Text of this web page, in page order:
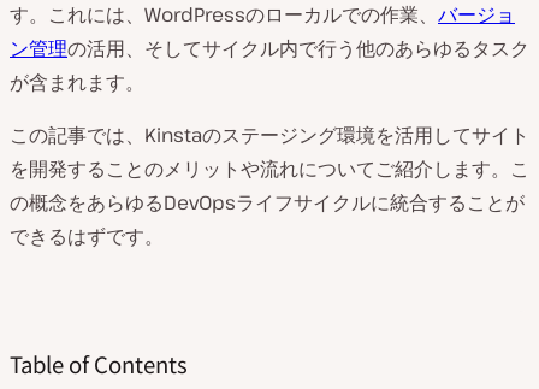
す。これには、WordPressのローカルでの作業、 バージョ
ン管理の活用、そしてサイクル内で行う他のあらゆるタスク
が含まれます。
この記事では、Kinstaのステージング環境を活用してサイト
を開発することのメリットや流れについてご紹介します。こ
の概念をあらゆるDevOpsライフサイクルに統合することが
できるはずです。
Table of Contents